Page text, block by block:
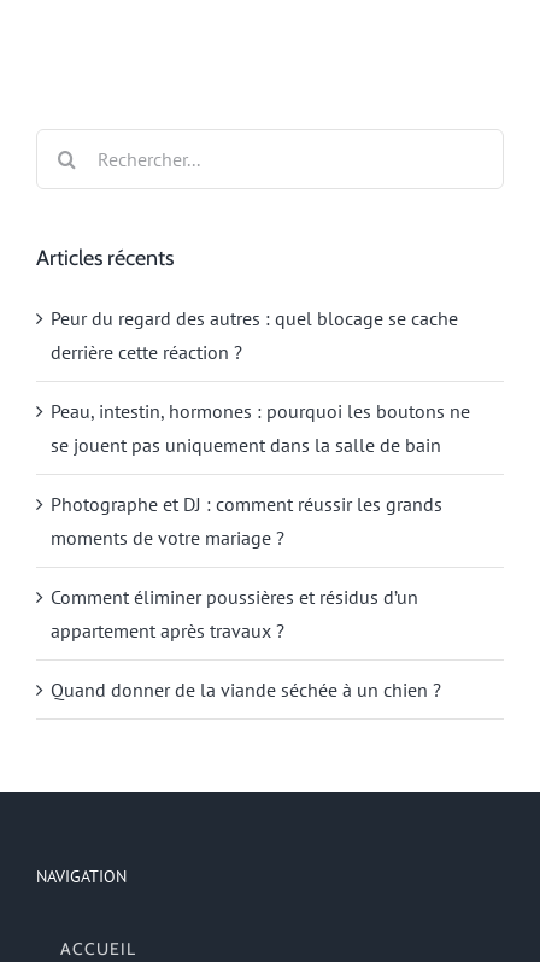
Rechercher:
Articles récents
Peur du regard des autres : quel blocage se cache
derrière cette réaction ?
Peau, intestin, hormones : pourquoi les boutons ne
se jouent pas uniquement dans la salle de bain
Photographe et DJ : comment réussir les grands
moments de votre mariage ?
Comment éliminer poussières et résidus d’un
appartement après travaux ?
Quand donner de la viande séchée à un chien ?
NAVIGATION
ACCUEIL